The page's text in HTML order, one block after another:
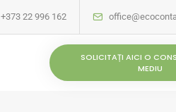
+373 22 996 162
SOLICITAȚI AICI O
MEDIU